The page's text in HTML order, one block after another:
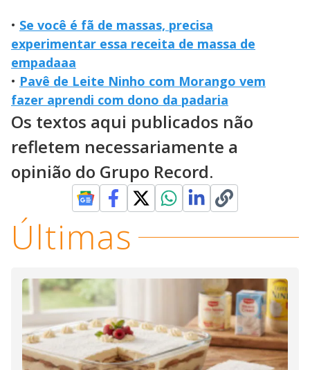
• Se você é fã de massas, precisa
experimentar essa receita de massa de
empadaaa
• Pavê de Leite Ninho com Morango vem
fazer aprendi com dono da padaria
Os textos aqui publicados não
refletem necessariamente a
opinião do Grupo Record.
Últimas